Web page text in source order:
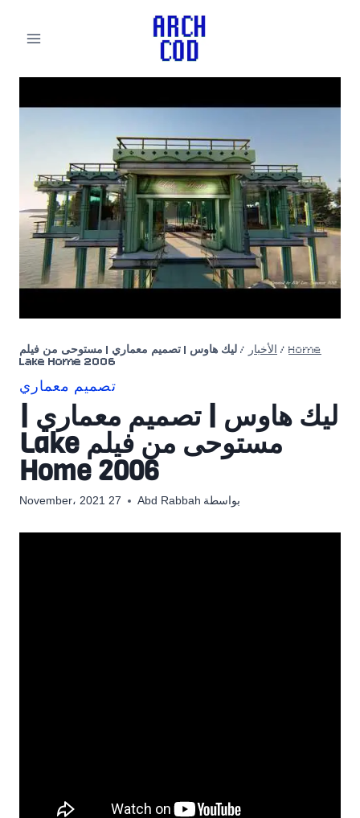
Home
/ الأخبار / ليك هاوس | تصميم معماري | مستوحى من فيلم
Lake Home 2006
تصميم معماري
ليك هاوس | تصميم معماري |
مستوحى من فيلم Lake
Home 2006
بواسطة Abd Rabbah 27 November، 2021